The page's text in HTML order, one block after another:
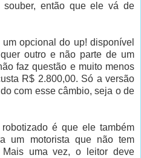
souber, então que ele vá de
opcional do up! disponível
outro e não parte de um
faz questão e muito menos
R$ 2.800,00. Só a versão
com esse câmbio, seja o de
é que ele também
um motorista que não tem
Mais uma vez, o leitor deve